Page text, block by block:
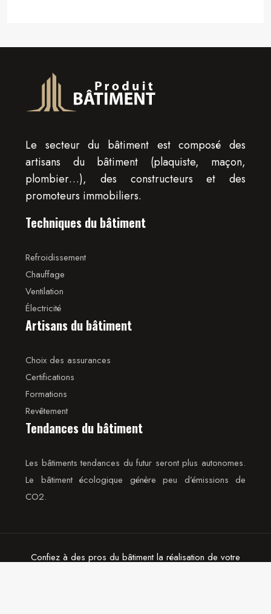
Le secteur du bâtiment est composé des
artisans du bâtiment (plaquiste, maçon,
plombier…), des constructeurs et des
promoteurs immobiliers.
Techniques du bâtiment
Refroidissement
Chauffage
Ventilation
Électricité
Artisans du bâtiment
Choix des assurances
Certifications
Formations
Revêtement
Tendances du bâtiment
Les bâtiments tendances du futur seront plus autonomes.
Le bâtiment écologique génère peu d’émissions de
CO2.
Confiez à des pros du bâtiment la réalisation de votre